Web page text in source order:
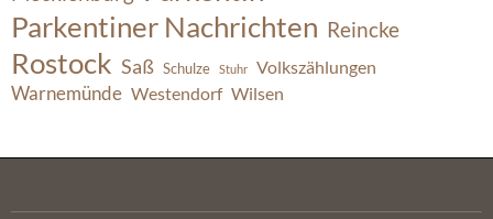
Parkentiner Nachrichten Reincke
Rostock Saß Schulze Stuhr Volkszählungen
Warnemünde Westendorf Wilsen